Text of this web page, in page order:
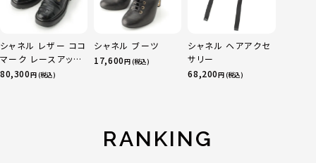
シャネル レザー ココ
マーク レースアップ
マウンテン ショート
80,300円 (税込)
シャネル ブーツ
17,600円 (税込)
シャネル ヘアアクセ
サリー
68,200円 (税込)
RANKING